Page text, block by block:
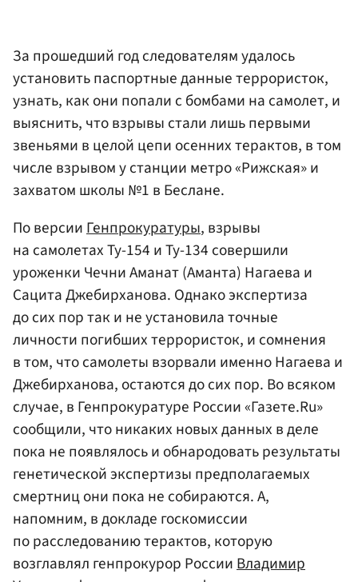
За прошедший год следователям удалось
установить паспортные данные террористок,
узнать, как они попали с бомбами на самолет, и
выяснить, что взрывы стали лишь первыми
звеньями в целой цепи осенних терактов, в том
числе взрывом у станции метро «Рижская» и
захватом школы №1 в Беслане.
По версииГенпрокуратуры, взрывы
на самолетах Ту-154 и Ту-134 совершили
уроженки Чечни Аманат (Аманта) Нагаева и
Сацита Джебирханова. Однако экспертиза
до сих пор так и не установила точные
личности погибших террористок, и сомнения
в том, что самолеты взорвали именно Нагаева и
Джебирханова, остаются до сих пор. Во всяком
случае, в Генпрокуратуре России «Газете.Ru»
сообщили, что никаких новых данных в деле
пока не появлялось и обнародовать результаты
генетической экспертизы предполагаемых
смертниц они пока не собираются. А,
напомним, в докладе госкомиссии
по расследованию терактов, которую
возглавлял генпрокурор РоссииВладимир